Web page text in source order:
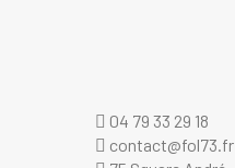
04 79 33 29 18
contact@fol73.fr